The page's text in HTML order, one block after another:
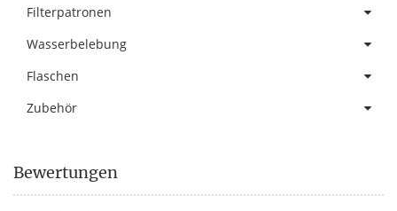
Filterpatronen
Wasserbelebung
Flaschen
Zubehör
Bewertungen